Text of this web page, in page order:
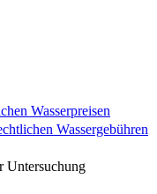
Wasserpreisen
Wassergebühren
Untersuchung